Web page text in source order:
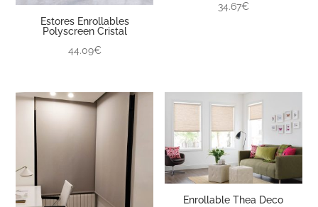
Estores Enrollables
Polyscreen Cristal
44.09€
34.67€
Enrollable Thea Deco